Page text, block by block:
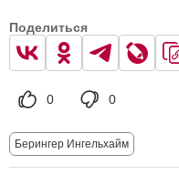
Поделиться
0 0
Берингер Ингельхайм